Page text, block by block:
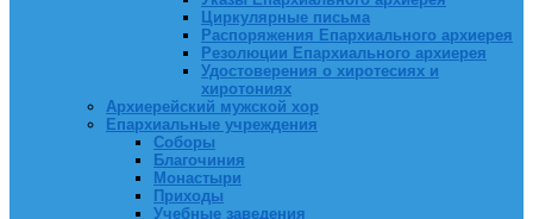
Циркулярные письма
Распоряжения Епархиального архиерея
Резолюции Епархиального архиерея
Удостоверения о хиротесиях и
хиротониях
Архиерейский мужской хор
Епархиальные учреждения
Соборы
Благочиния
Монастыри
Приходы
Учебные заведения